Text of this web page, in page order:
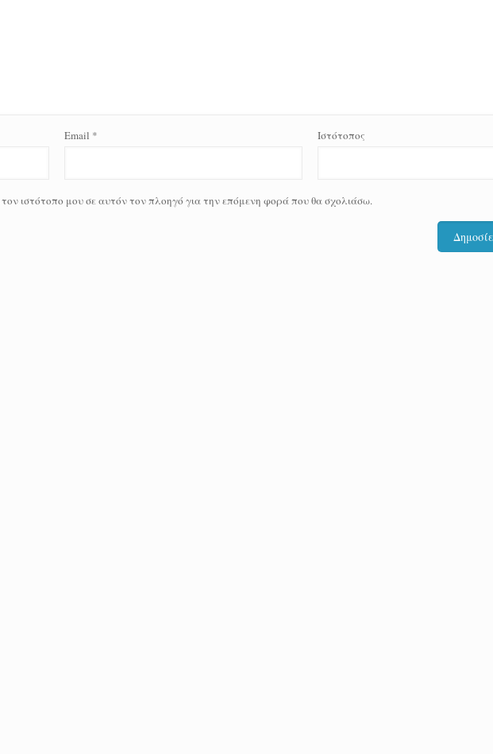
Email * Ιστότοπος
ιστότοπο μου σε αυτόν τον πλοηγό για την επόμενη φορά που θα σχολιάσω.